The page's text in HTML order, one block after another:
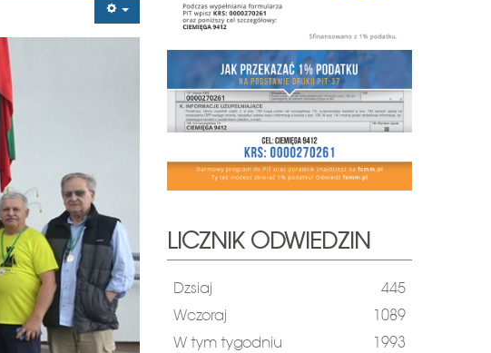
LICZNIK ODWIEDZIN
Dzsiaj
445
Wczoraj
1089
W tym tygodniu
1993